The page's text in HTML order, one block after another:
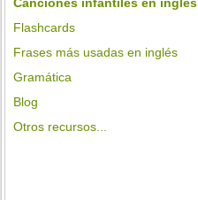
Flashcards
Frases más usadas en inglés
Gramática
Blog
Otros recursos...